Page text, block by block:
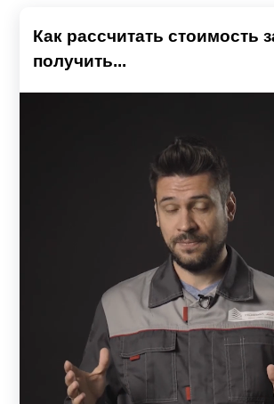
Как рассчитать стоимость
получить...